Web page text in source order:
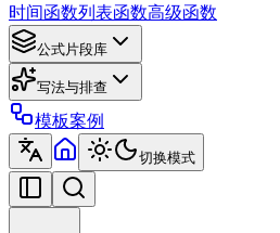
时间函数列表函数高级函数
公式片段库
写法与排查
模板案例
切换模式